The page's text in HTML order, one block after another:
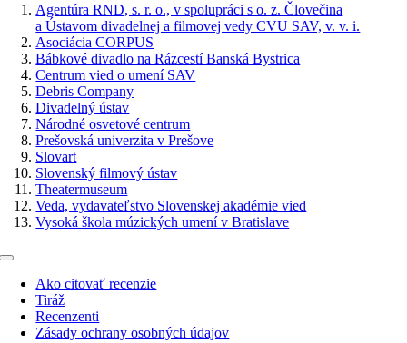
Agentúra RND, s. r. o., v spolupráci s o. z. Človečina
a Ústavom divadelnej a filmovej vedy CVU SAV, v. v. i.
Asociácia CORPUS
Bábkové divadlo na Rázcestí Banská Bystrica
Centrum vied o umení SAV
Debris Company
Divadelný ústav
Národné osvetové centrum
Prešovská univerzita v Prešove
Slovart
Slovenský filmový ústav
Theatermuseum
Veda, vydavateľstvo Slovenskej akadémie vied
Vysoká škola múzických umení v Bratislave
Toggle
NavigationAko citovať recenzie
Tiráž
Recenzenti
Zásady ochrany osobných údajov